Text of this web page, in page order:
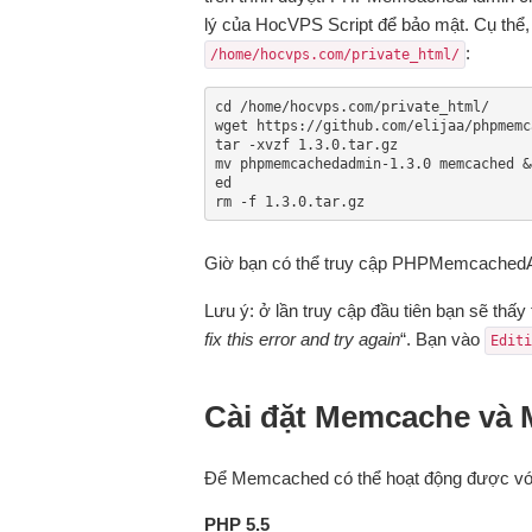
lý của HocVPS Script để bảo mật. Cụ
/home/hocvps.com/private_html/ :
cd /home/hocvps.com/private_html/
wget https://github.com/elijaa/
tar -xvzf 1.3.0.tar.gz
mv phpmemcachedadmin-1.3.0
ed
rm -f 1.3.0.tar.gz
Giờ bạn có thể truy cập
Lưu ý: ở lần truy cập đầu tiên bạn sẽ thấy
fix this error and try again“. Bạn vào
Cài đặt Memcache và
Để Memcached có thể hoạt động được
PHP 5.5